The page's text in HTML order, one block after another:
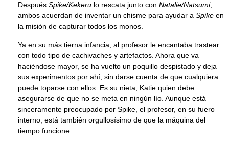
Después Spike/Kekeru lo rescata junto con Natalie/Natsumi,
ambos acuerdan de inventar un chisme para ayudar a Spike en
la misión de capturar todos los monos.
Ya en su más tierna infancia, al profesor le encantaba trastear
con todo tipo de cachivaches y artefactos. Ahora que va
haciéndose mayor, se ha vuelto un poquillo despistado y deja
sus experimentos por ahí, sin darse cuenta de que cualquiera
puede toparse con ellos. Es su nieta, Katie quien debe
asegurarse de que no se meta en ningún lío. Aunque está
sinceramente preocupado por Spike, el profesor, en su fuero
interno, está también orgullosísimo de que la máquina del
tiempo funcione.